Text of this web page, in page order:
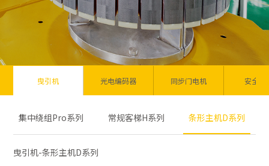
曳引机 光电编码器 同步门电机 安全部
集中绕组Pro系列 常规客梯H系列 条形主机D系列
曳引机-条形主机D系列